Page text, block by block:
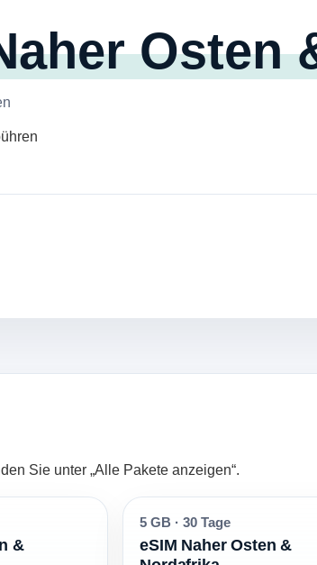
Osten
Sie unter „Alle Pakete anzeigen“.
&
5 GB · 30 Tage
eSIM Naher Osten &